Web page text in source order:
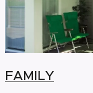
FAMILY